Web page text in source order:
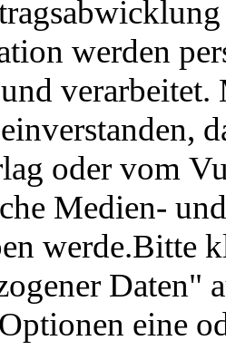
werden
oder vom
Medien-
werde.Bitte
eine